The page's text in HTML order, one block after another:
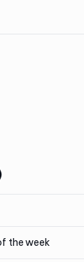
the week